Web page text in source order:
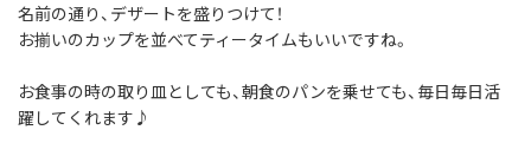
名前の通り、デザートを盛りつけて！
お揃いのカップを並べてティータイムもいいですね。
お食事の時の取り皿としても、朝食のパンを乗せても、毎日毎日活
躍してくれます♪